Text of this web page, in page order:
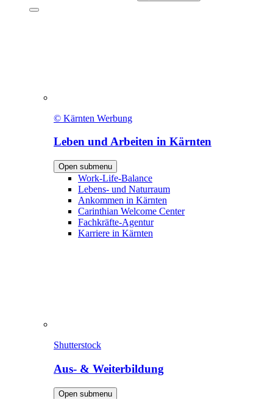
© Kärnten Werbung
Leben und Arbeiten in Kärnten
Open submenu
Work-Life-Balance
Lebens- und Naturraum
Ankommen in Kärnten
Carinthian Welcome Center
Fachkräfte-Agentur
Karriere in Kärnten
Shutterstock
Aus- & Weiterbildung
Open submenu